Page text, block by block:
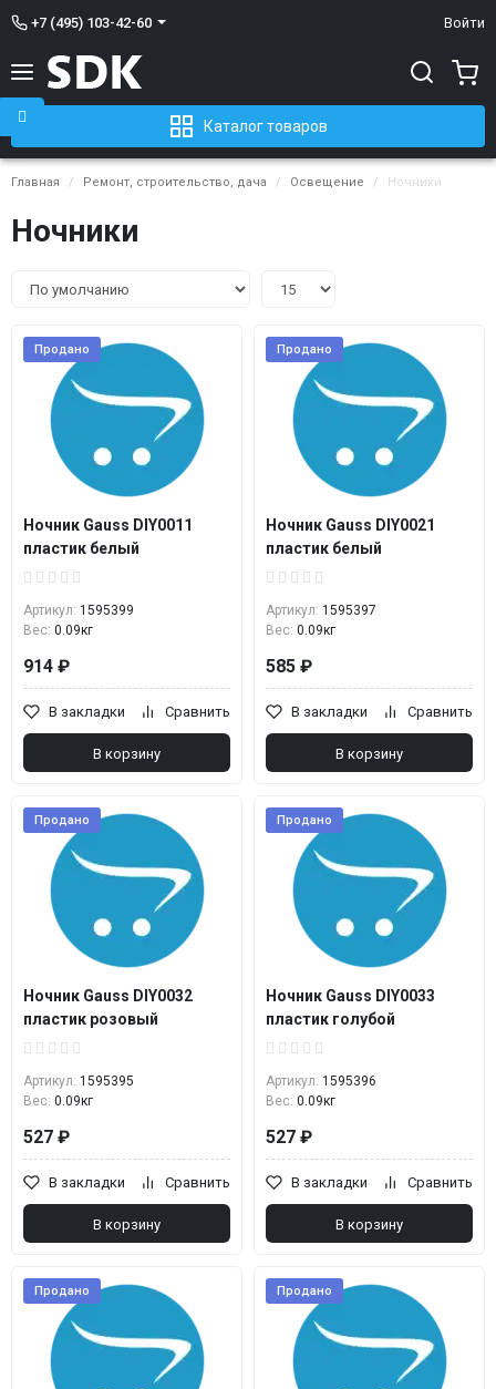
+7 (495) 103-42-60 Войти
Каталог товаров
Главная Ремонт, строительство, дача Освещение Ночники
Ночники
Продано
Ночник Gauss DIY0011
пластик белый
Артикул: 1595399
Вес: 0.09кг
914 ₽
В закладки Сравнить
В корзину
Продано
Ночник Gauss DIY0021
пластик белый
Артикул: 1595397
Вес: 0.09кг
585 ₽
В закладки Сравнить
В корзину
Продано
Ночник Gauss DIY0032
пластик розовый
Артикул: 1595395
Вес: 0.09кг
527 ₽
В закладки Сравнить
В корзину
Продано
Ночник Gauss DIY0033
пластик голубой
Артикул: 1595396
Вес: 0.09кг
527 ₽
В закладки Сравнить
В корзину
Продано Продано